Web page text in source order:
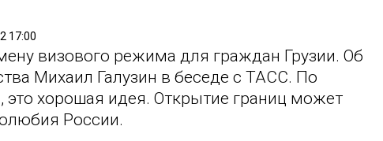
17:00
визового режима для граждан Грузии. Об
Михаил Галузин в беседе с ТАСС. По
хорошая идея. Открытие границ может
России.